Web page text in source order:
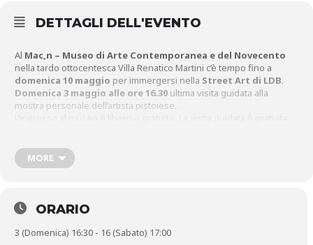
DETTAGLI DELL'EVENTO
Al Mac,n – Museo di Arte Contemporanea e del Novecento
nella tardo ottocentesca Villa Renatico Martini c’è tempo fino a
domenica 10 maggio per immergersi nella Street Art di LDB.
Domenica 3 maggio alle ore 16.30 ultima visita guidata alla
mostra personale dell’artista pistoiese.
macn.villa@gmail.com – museoarte@comune.monsummano-
terme.pt.it.
AlMuseo della Città e del Territorio
Voci dal chiostro. Antichi monasteri in Valdinievole,
MORE
ORARIO
3 (Domenica) 16:30 - 16 (Sabato) 17:00